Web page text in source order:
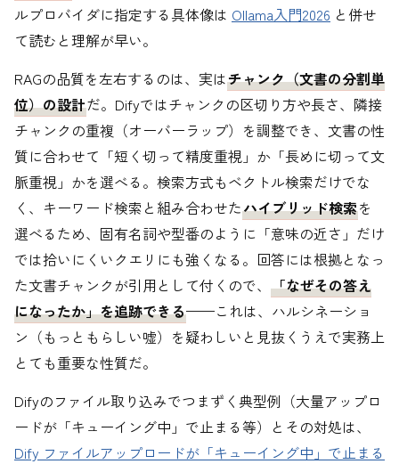
ルプロバイダに指定する具体像は Ollama入門2026 と併せ
て読むと理解が早い。
RAGの品質を左右するのは、実はチャンク（文書の分割単
位）の設計だ。Difyではチャンクの区切り方や長さ、隣接
チャンクの重複（オーバーラップ）を調整でき、文書の性
質に合わせて「短く切って精度重視」か「長めに切って文
脈重視」かを選べる。検索方式もベクトル検索だけでな
く、キーワード検索と組み合わせたハイブリッド検索を
選べるため、固有名詞や型番のように「意味の近さ」だけ
では拾いにくいクエリにも強くなる。回答には根拠となっ
た文書チャンクが引用として付くので、 「なぜその答え
になったか」を追跡できる——これは、ハルシネーショ
ン（もっともらしい嘘）を疑わしいと見抜くうえで実務上
とても重要な性質だ。
Difyのファイル取り込みでつまずく典型例（大量アップロ
ードが「キューイング中」で止まる等）とその対処は、
Dify ファイルアップロードが「キューイング中」で止まる